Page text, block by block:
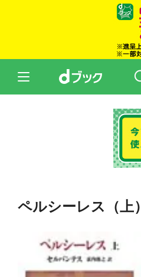
ペルシーレス（上）